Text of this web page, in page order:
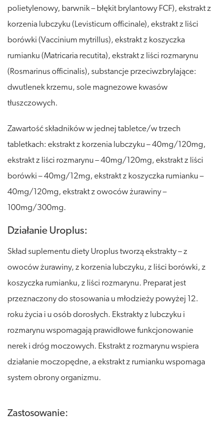
polietylenowy, barwnik – błękit brylantowy FCF), ekstrakt z
korzenia lubczyku (Levisticum officinale), ekstrakt z liści
borówki (Vaccinium mytrillus), ekstrakt z koszyczka
rumianku (Matricaria recutita), ekstrakt z liści rozmarynu
(Rosmarinus officinalis), substancje przeciwzbrylające:
dwutlenek krzemu, sole magnezowe kwasów
tłuszczowych.
Zawartość składników w jednej tabletce/w trzech
tabletkach: ekstrakt z korzenia lubczyku – 40mg/120mg,
ekstrakt z liści rozmarynu – 40mg/120mg, ekstrakt z liści
borówki – 40mg/12mg, ekstrakt z koszyczka rumianku –
40mg/120mg, ekstrakt z owoców żurawiny –
100mg/300mg.
Działanie Uroplus:
Skład suplementu diety Uroplus tworzą ekstrakty – z
owoców żurawiny, z korzenia lubczyku, z liści borówki, z
koszyczka rumianku, z liści rozmarynu. Preparat jest
przeznaczony do stosowania u młodzieży powyżej 12.
roku życia i u osób dorosłych. Ekstrakty z lubczyku i
rozmarynu wspomagają prawidłowe funkcjonowanie
nerek i dróg moczowych. Ekstrakt z rozmarynu wspiera
działanie moczopędne, a ekstrakt z rumianku wspomaga
system obrony organizmu.
Zastosowanie: